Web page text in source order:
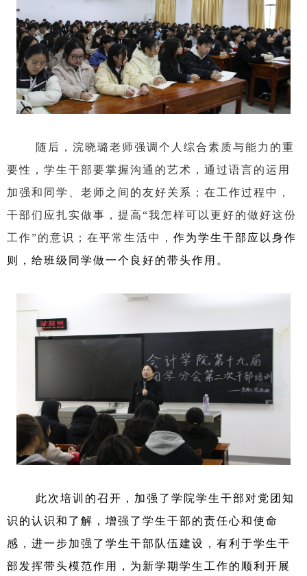
随后，浣晓璐老师强调个人综合素质与能力的重
要性，学生干部要掌握沟通的艺术，通过语言的运用
加强和同学、老师之间的友好关系；在工作过程中，
干部们应扎实做事，提高“我怎样可以更好的做好这份
工作”的意识；在平常生活中， 作为学生干部应以身作
则，给班级同学做一个良好的带头作用 。
此次培训的召开，加强了学院学生干部对党团知
识的认识和了解， 增强了学生干部的责任心和使命
感，进一步加强了学生干部队伍建设， 有利于学生干
部发挥带头模范作用，为新学期学生工作的顺利开展